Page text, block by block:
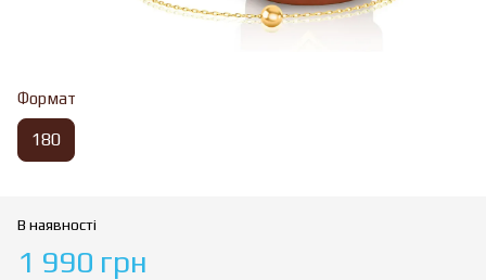
Формат
180
В наявності
1 990 грн